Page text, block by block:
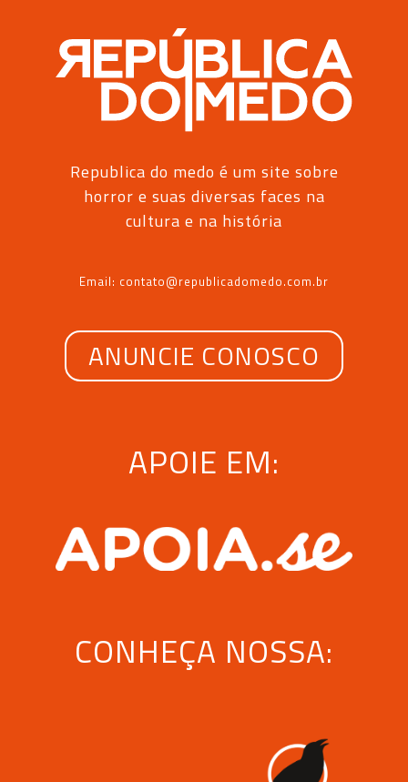
Republica do medo é um site sobre
horror e suas diversas faces na
cultura e na história
Email: contato@republicadomedo.com.br
ANUNCIE CONOSCO
APOIE EM:
CONHEÇA NOSSA: